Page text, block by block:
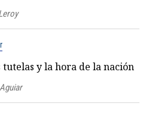
tutelas y la hora de la nación